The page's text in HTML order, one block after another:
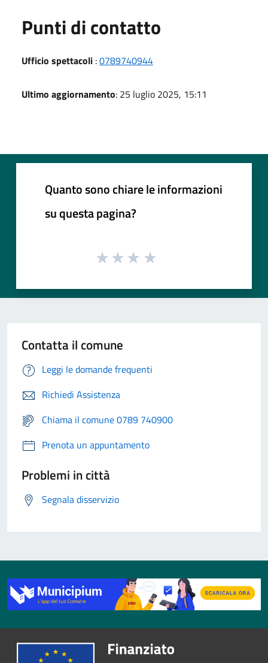
Punti di contatto
Ufficio spettacoli :0789740944
Ultimo aggiornamento: 25 luglio 2025, 15:11
Quanto sono chiare le informazioni
su questa pagina?
Contatta il comune
Leggi le domande frequenti
Richiedi Assistenza
Chiama il comune 0789 740900
Prenota un appuntamento
Problemi in città
Segnala disservizio